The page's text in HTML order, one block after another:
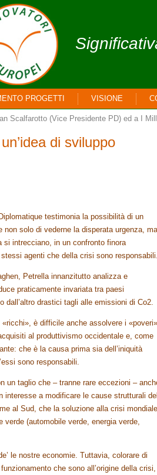
PROGETTI VISIONE
Scalfarotto (Vice Presidente PD) ed a I
di sviluppo
testimonia la possibilità di un
solo di vederne la disperata urgenza, ma
intrecciano, in un confronto finora
agenti che della crisi sono responsabili.
Petrella innanzitutto analizza e
praticamente invariata tra paesi
drastici tagli alle emissioni di Co2.
è difficile anche assolvere i
al produttivismo occidentale e, come
che è la causa prima sia dell’iniquità
sono responsabili.
un taglio che – tranne rare eccezioni –
a modificare le cause strutturali del
al Sud, che la soluzione alla crisi mondiale
(automobile verde, energia verde,
le nostre economie. Tuttavia, colorare di
che sono all’origine della crisi,